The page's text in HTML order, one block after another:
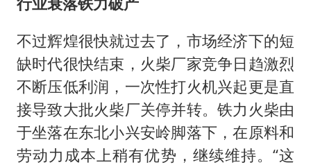
不过辉煌很快就过去了，市场经济下的短
缺时代很快结束，火柴厂家竞争日趋激烈
不断压低利润，一次性打火机兴起更是直
接导致大批火柴厂关停并转。铁力火柴由
于坐落在东北小兴安岭脚落下，在原料和
劳动力成本上稍有优势，继续维持。“这